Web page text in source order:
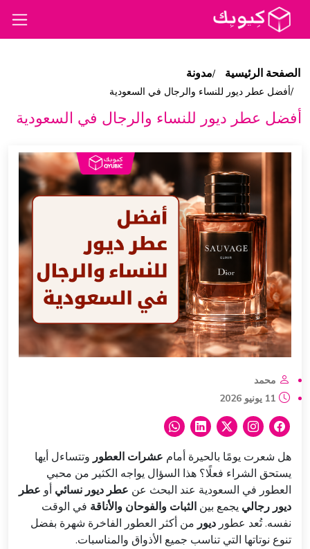
الصفحة الرئيسية مدونة
أفضل عطر ديور للنساء والرجال في السعودية
أفضل عطر ديور للنساء والرجال في السعودية
محمد
11 يونيو 2026
هل شعرت يومًا بالحيرة أمام عشرات العطور وتتساءل أيها
يستحق الشراء فعلًا؟ هذا السؤال يواجه الكثير من محبي
العطور في السعودية عند البحث عن عطر ديور نسائي أو عطر
ديور رجالي يجمع بين الثبات والفوحان والأناقة في الوقت
نفسه. تُعد عطور ديور من أكثر العطور الفاخرة شهرة بفضل
تنوع نوتاتها التي تناسب جميع الأذواق والمناسبات.